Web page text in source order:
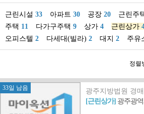
근린시설 33 아파트 30 공장 20 근린주
주택 11 다가구주택 9 상가 4 근린상가
오피스텔 2 다세대(빌라) 2 대지 2 주유
정렬
33일 남음
광주지방법원 경
[근린상가] 광주광